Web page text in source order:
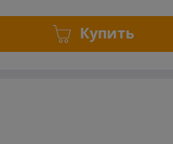
Купить